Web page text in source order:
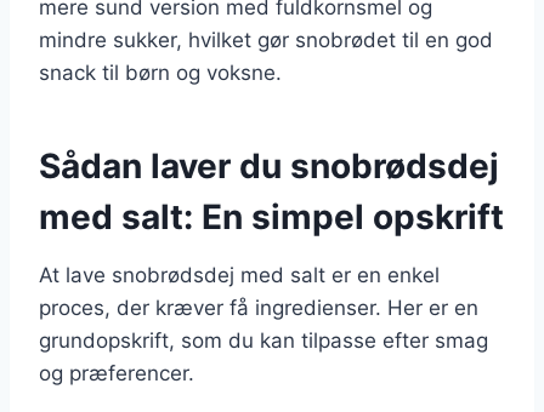
mere sund version med fuldkornsmel og
mindre sukker, hvilket gør snobrødet til en god
snack til børn og voksne.
Sådan laver du snobrødsdej
med salt: En simpel opskrift
At lave snobrødsdej med salt er en enkel
proces, der kræver få ingredienser. Her er en
grundopskrift, som du kan tilpasse efter smag
og præferencer.